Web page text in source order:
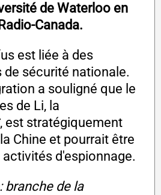
de Waterloo en
Canada.
est liée à des
sécurité nationale.
a souligné que le
de Li, la
, est stratégiquement
Chine et pourrait être
d'espionnage.
de la